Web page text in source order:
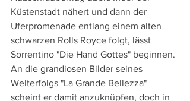
Küstenstadt nähert und dann der
Uferpromenade entlang einem alten
schwarzen Rolls Royce folgt, lässt
Sorrentino "Die Hand Gottes" beginnen.
An die grandiosen Bilder seines
Welterfolgs "La Grande Bellezza"
scheint er damit anzuknüpfen, doch in